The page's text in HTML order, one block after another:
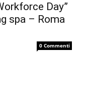
Day”
spa – Roma
0 Commenti